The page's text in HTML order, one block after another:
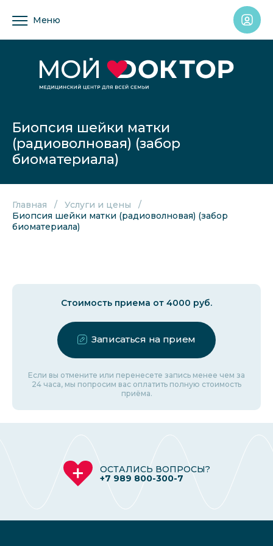
Меню
Биопсия шейки матки
(радиоволновая) (забор
биоматериала)
Главная
Услуги и цены
Биопсия шейки матки (радиоволновая) (забор
биоматериала)
Стоимость приема от 4000 руб.
Записаться на прием
Если вы отмените или перенесете запись менее чем за
24 часа, мы попросим вас оплатить полную стоимость
приёма.
ОСТАЛИСЬ ВОПРОСЫ?
+7 989 800-300-7